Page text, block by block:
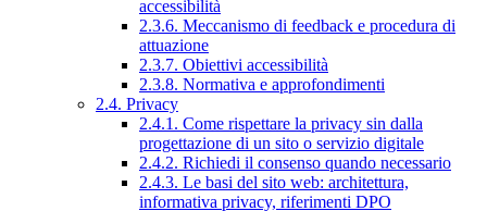
accessibilità
2.3.6. Meccanismo di feedback e procedura di
attuazione
2.3.7. Obiettivi accessibilità
2.3.8. Normativa e approfondimenti
2.4. Privacy
2.4.1. Come rispettare la privacy sin dalla
progettazione di un sito o servizio digitale
2.4.2. Richiedi il consenso quando necessario
2.4.3. Le basi del sito web: architettura,
informativa privacy, riferimenti DPO